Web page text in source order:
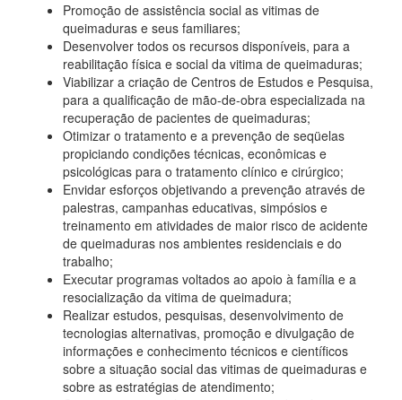
Promoção de assistência social as vitimas de
queimaduras e seus familiares;
Desenvolver todos os recursos disponíveis, para a
reabilitação física e social da vitima de queimaduras;
Viabilizar a criação de Centros de Estudos e Pesquisa,
para a qualificação de mão-de-obra especializada na
recuperação de pacientes de queimaduras;
Otimizar o tratamento e a prevenção de seqüelas
propiciando condições técnicas, econômicas e
psicológicas para o tratamento clínico e cirúrgico;
Envidar esforços objetivando a prevenção através de
palestras, campanhas educativas, simpósios e
treinamento em atividades de maior risco de acidente
de queimaduras nos ambientes residenciais e do
trabalho;
Executar programas voltados ao apoio à família e a
resocialização da vitima de queimadura;
Realizar estudos, pesquisas, desenvolvimento de
tecnologias alternativas, promoção e divulgação de
informações e conhecimento técnicos e científicos
sobre a situação social das vitimas de queimaduras e
sobre as estratégias de atendimento;